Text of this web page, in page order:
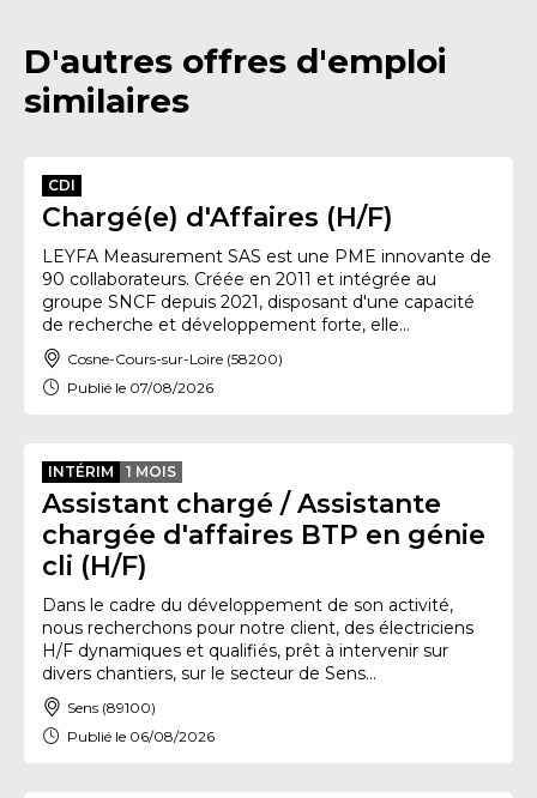
D'autres offres d'emploi
similaires
CDI
Chargé(e) d'Affaires (H/F)
LEYFA Measurement SAS est une PME innovante de
90 collaborateurs. Créée en 2011 et intégrée au
groupe SNCF depuis 2021, disposant d'une capacité
de recherche et développement forte, elle...
Cosne-Cours-sur-Loire (58200)
Publié le 07/08/2026
INTÉRIM 1 MOIS
Assistant chargé / Assistante
chargée d'affaires BTP en génie
cli (H/F)
Dans le cadre du développement de son activité,
nous recherchons pour notre client, des électriciens
H/F dynamiques et qualifiés, prêt à intervenir sur
divers chantiers, sur le secteur de Sens...
Sens (89100)
Publié le 06/08/2026